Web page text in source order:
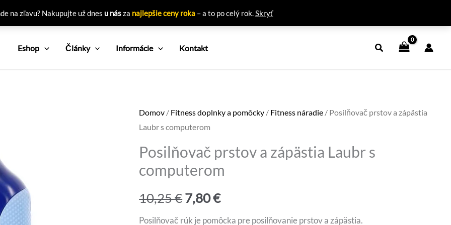
na zľavu? Nakupujte už dnes u násza najlepšie ceny roka– a to po celý rok.Skryť
Eshop Články Informácie Kontakt
Domov / Fitness doplnky a pomôcky / Fitness náradie / Posilňovač prstov a zápästia
Laubr s computerom
Posilňovač prstov a zápästia Laubr s
computerom
10,25€Pôvodná
cena
7,80€Aktuálna
cena
Posilňovač rúk je pomôcka pre posilňovanie prstov a zápästia.